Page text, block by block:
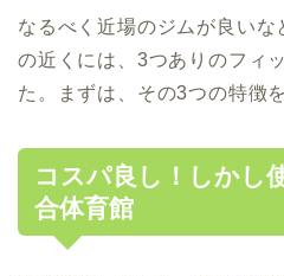
なるべく近場のジムが良いな
の近くには、3つありのフィ
た。まずは、その3つの特徴
コスパ良し！しかし
合体育館